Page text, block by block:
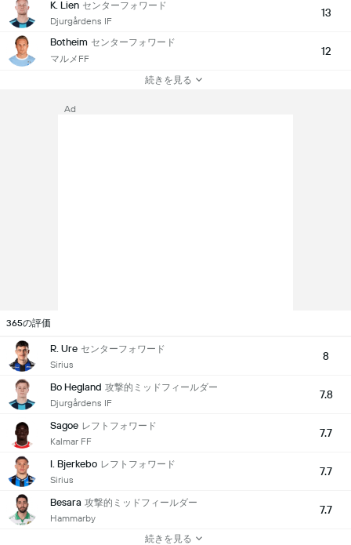
K. Lien センターフォワード
Djurgårdens IF
13
Botheim センターフォワード
マルメFF
12
続きを見る
Ad
365の評価
R. Ure センターフォワード
Sirius
8
Bo Hegland 攻撃的ミッドフィールダー
Djurgårdens IF
7.8
Sagoe レフトフォワード
Kalmar FF
7.7
I. Bjerkebo レフトフォワード
Sirius
7.7
Besara 攻撃的ミッドフィールダー
Hammarby
7.7
続きを見る